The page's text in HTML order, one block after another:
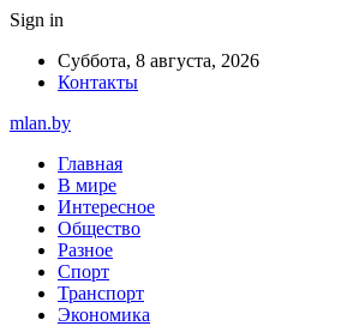
Sign in
Суббота, 8 августа, 2026
Контакты
mlan.by
Главная
В мире
Интересное
Общество
Разное
Спорт
Транспорт
Экономика